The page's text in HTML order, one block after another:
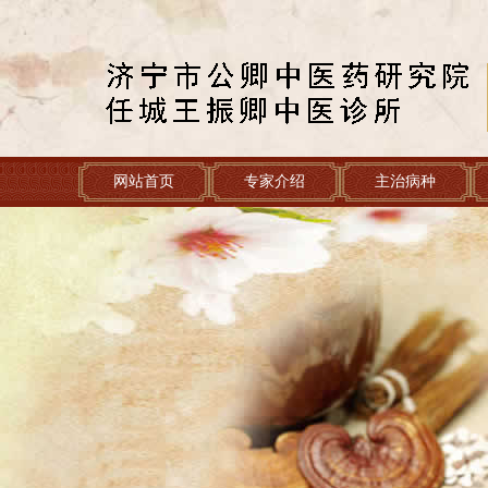
网站首页 专家介绍 主治病种